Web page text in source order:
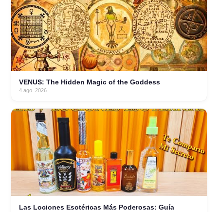
VENUS: The Hidden Magic of the Goddess
4 ago. 2026
Las Lociones Esotéricas Más Poderosas: Guía